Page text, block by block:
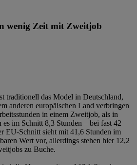
wenig Zeit mit Zweitjob
traditionell das Model in Deutschland,
anderen europäischen Land verbringen
in einem Zweitjob, als in
im Schnitt 8,3 Stunden – bei fast 42
EU-Schnitt sieht mit 41,6 Stunden im
Wert vor, allerdings stehen hier 12,2
zu Buche.